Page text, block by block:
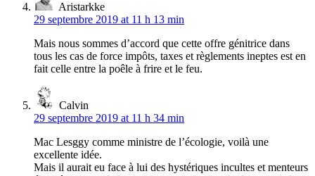
Aristarkke
29 septembre 2019 at 11 h 13 min
Mais nous sommes d’accord que cette offre génitrice dans
tous les cas de force impôts, taxes et règlements ineptes est en
fait celle entre la poêle à frire et le feu.
Calvin
29 septembre 2019 at 11 h 34 min
Mac Lesggy comme ministre de l’écologie, voilà une
excellente idée.
Mais il aurait eu face à lui des hystériques incultes et menteurs